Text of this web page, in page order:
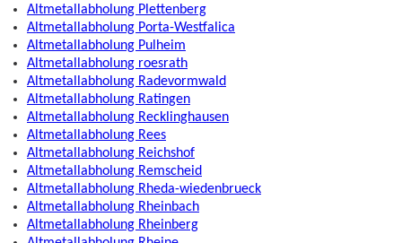
Altmetallabholung Plettenberg
Altmetallabholung Porta-Westfalica
Altmetallabholung Pulheim
Altmetallabholung roesrath
Altmetallabholung Radevormwald
Altmetallabholung Ratingen
Altmetallabholung Recklinghausen
Altmetallabholung Rees
Altmetallabholung Reichshof
Altmetallabholung Remscheid
Altmetallabholung Rheda-wiedenbrueck
Altmetallabholung Rheinbach
Altmetallabholung Rheinberg